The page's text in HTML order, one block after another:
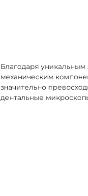
Благодаря
механическим
значительно
дентальные